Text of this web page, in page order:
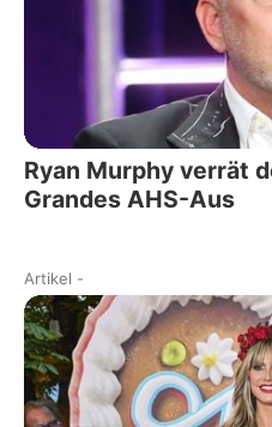
Ryan Murphy verrät
Grandes AHS-Aus
Artikel -